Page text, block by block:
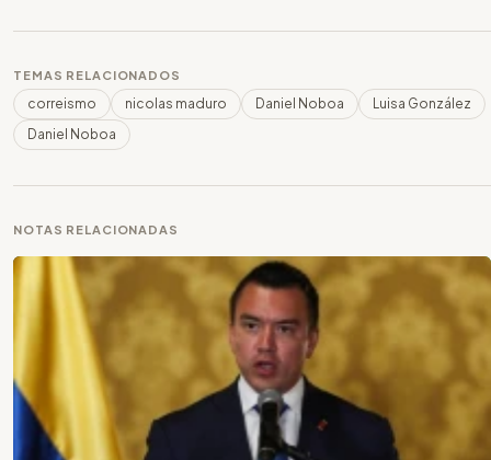
TEMAS RELACIONADOS
correismo nicolas maduro Daniel Noboa
Luisa González
Daniel Noboa
NOTAS RELACIONADAS